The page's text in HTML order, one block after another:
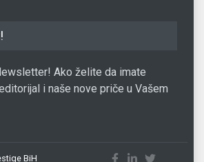
Ako želite da imate
i naše nove priče u Vašem
BiH